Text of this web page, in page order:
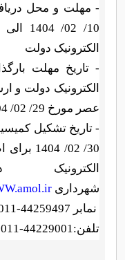
- مهلت و محل
10/
02/ 1404 الی 16/ 02/ 1404-
الکترونیک دولت
- تاریخ مهلت
الکترونیک دولت و
عصر مورخ 29/ 02/
- تاریخ تشکیل
30/ 02/
1404 برای
شهرداری
نمابر 44259497-011
تلفن:44229001-011